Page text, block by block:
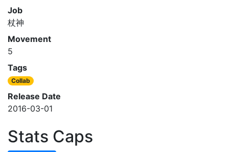
Job
杖神
Movement
5
Tags
Collab
Release Date
2016-03-01
Stats Caps